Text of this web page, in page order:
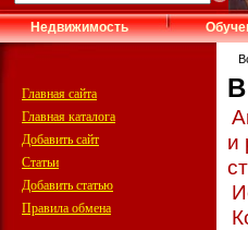
Недвижимость
Главная сайта
Главная каталога
Добавить сайт
Статьи
Добавить статью
Правила обмена
и